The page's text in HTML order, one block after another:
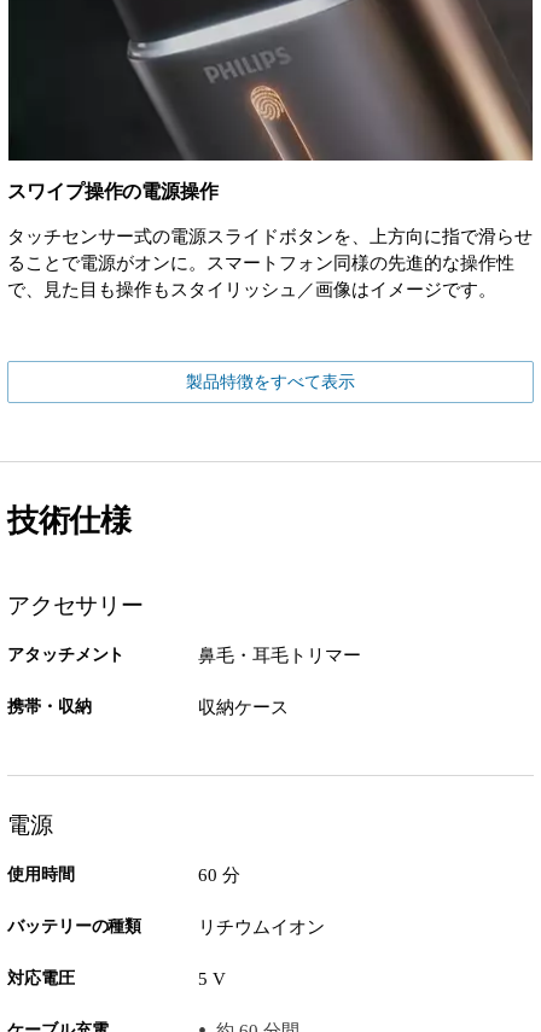
スワイプ操作の電源操作
タッチセンサー式の電源スライドボタンを、上方向に指で滑らせ
ることで電源がオンに。スマートフォン同様の先進的な操作性
で、見た目も操作もスタイリッシュ／画像はイメージです。
製品特徴をすべて表示
技術仕様
アクセサリー
アタッチメント 鼻毛・耳毛トリマー
携帯・収納 収納ケース
電源
使用時間 60 分
バッテリーの種類 リチウムイオン
対応電圧 5 V